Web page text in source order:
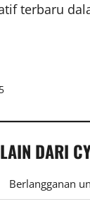
terbaru
DARI
Berlangganan